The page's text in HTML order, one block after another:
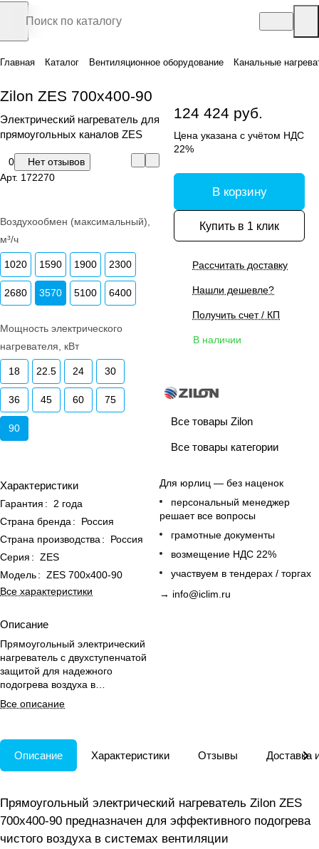
Главная Каталог Вентиляционное оборудование Канальные
Zilon ZES 700х400-90
Электрический нагреватель для
прямоугольных каналов ZES
0
Нет отзывов
Арт. 172270
Воздухообмен (максимальный),
м³/ч
1020 1590 1900 2300
2680 3570 5100 6400
Мощность электрического
нагревателя, кВт
18 22.5 24 30
36 45 60 75
90
Характеристики
Гарантия :
2 года
Страна бренда :
Россия
Страна производства :
Россия
Серия : ZES
Модель: ZES 700х400-90
Все характеристики
Описание
Прямоугольный электрический
нагреватель с двухступенчатой
защитой для надежного
подогрева воздуха в
производственных
вентиляционных системах.
Все описание
124 424 руб.
Цена указана с учётом НДС
22%
В корзину
Купить в 1 клик
Рассчитать доставку
Нашли дешевле?
Получить счет / КП
В наличии
Все товары Zilon
Все товары категории
Для юрлиц — без наценок
персональный менеджер
решает все вопросы
грамотные документы
возмещение НДС 22%
участвуем в тендерах / торгах
→ info@iclim.ru
Описание Характеристики Отзывы Доставка
Прямоугольный электрический нагреватель Zilon ZES
700х400-90 предназначен для эффективного подогрева
чистого воздуха в системах вентиляции